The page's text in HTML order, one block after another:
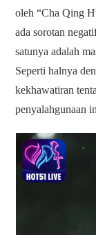
oleh “Cha Qing
ada sorotan
satunya adalah
Seperti halnya
kekhawatiran
penyalahgunaan